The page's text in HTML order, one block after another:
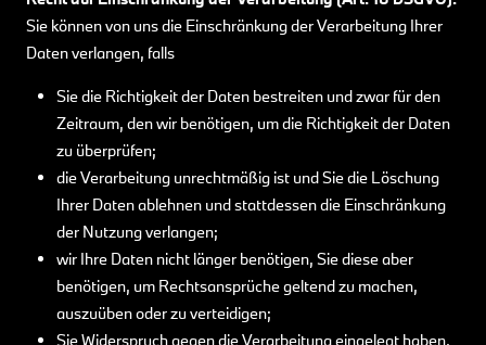
Sie können von uns die Einschränkung der Verarbeitung Ihrer
Daten verlangen, falls
Sie die Richtigkeit der Daten bestreiten und zwar für den
Zeitraum, den wir benötigen, um die Richtigkeit der Daten
zu überprüfen;
die Verarbeitung unrechtmäßig ist und Sie die Löschung
Ihrer Daten ablehnen und stattdessen die Einschränkung
der Nutzung verlangen;
wir Ihre Daten nicht länger benötigen, Sie diese aber
benötigen, um Rechtsansprüche geltend zu machen,
auszuüben oder zu verteidigen;
Sie Widerspruch gegen die Verarbeitung eingelegt haben,